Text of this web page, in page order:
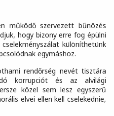
működő szervezett bűnözés
hogy bizony erre fog épülni
különíthetünk
egymáshoz.
rendőrség nevét tisztára
korrupciót és az alvilági
közel sem lesz egyszerű
elvei ellen kell cselekednie,